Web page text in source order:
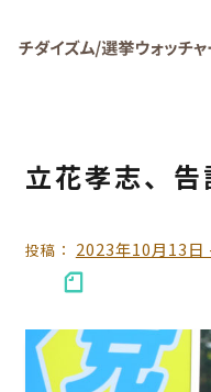
立花孝志、
投稿： 2023年10月13日